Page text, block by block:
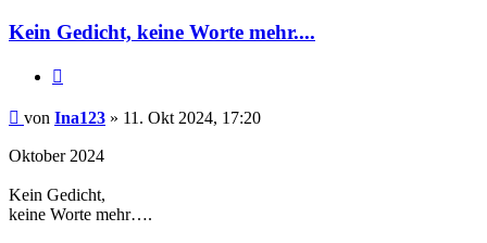
Kein Gedicht, keine Worte mehr....
Beitrag
von Ina123 » 11. Okt 2024, 17:20
Oktober 2024
Kein Gedicht,
keine Worte mehr….